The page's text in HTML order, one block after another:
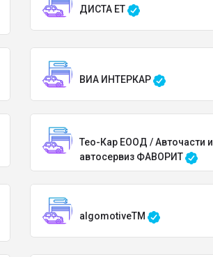
ДИСТА ЕТ
ВИА ИНТЕРКАР
Тео-Кар ЕООД / Авточасти и
автосервиз ФАВОРИТ
algomotiveTM